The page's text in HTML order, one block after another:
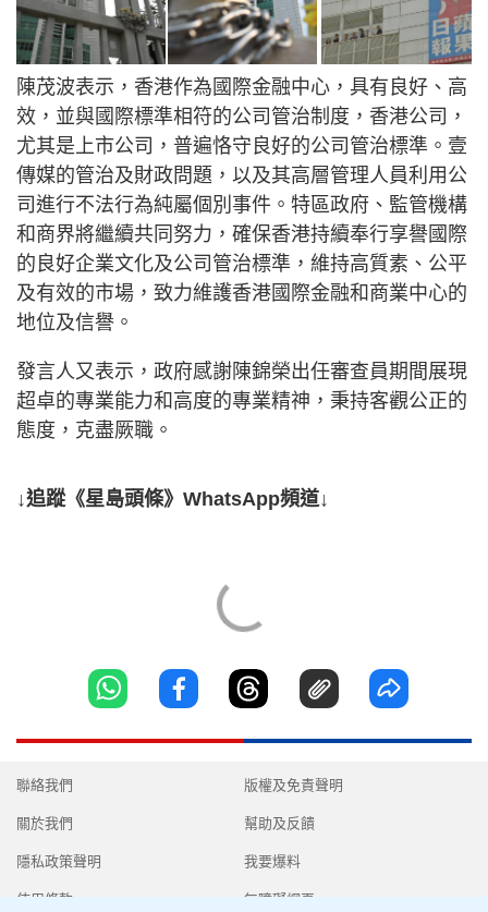
陳茂波表示，香港作為國際金融中心，具有良好、高
效，並與國際標準相符的公司管治制度，香港公司，
尤其是上市公司，普遍恪守良好的公司管治標準。壹
傳媒的管治及財政問題，以及其高層管理人員利用公
司進行不法行為純屬個別事件。特區政府、監管機構
和商界將繼續共同努力，確保香港持續奉行享譽國際
的良好企業文化及公司管治標準，維持高質素、公平
及有效的市場，致力維護香港國際金融和商業中心的
地位及信譽。
發言人又表示，政府感謝陳錦榮出任審查員期間展現
超卓的專業能力和高度的專業精神，秉持客觀公正的
態度，克盡厥職。
↓追蹤《星島頭條》WhatsApp頻道↓
聯絡我們
關於我們
隱私政策聲明
使用條款
版權及免責聲明
幫助及反饋
我要爆料
無障礙網頁